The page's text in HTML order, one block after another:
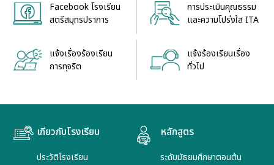
Facebook โรงเรียน
สตรีสมุทรปราการ
การประเมินคุณธรรม
และความโปร่งใส ITA
แจ้งเรื่องร้องเรียน
การทุจริต
แจ้งร้องเรียนเรื่อง
ทั่วไป
เกี่ยวกับโรงเรียน
ประวัติโรงเรียน
หลักสูตร
ระดับมัธยมศึกษาตอนต้น